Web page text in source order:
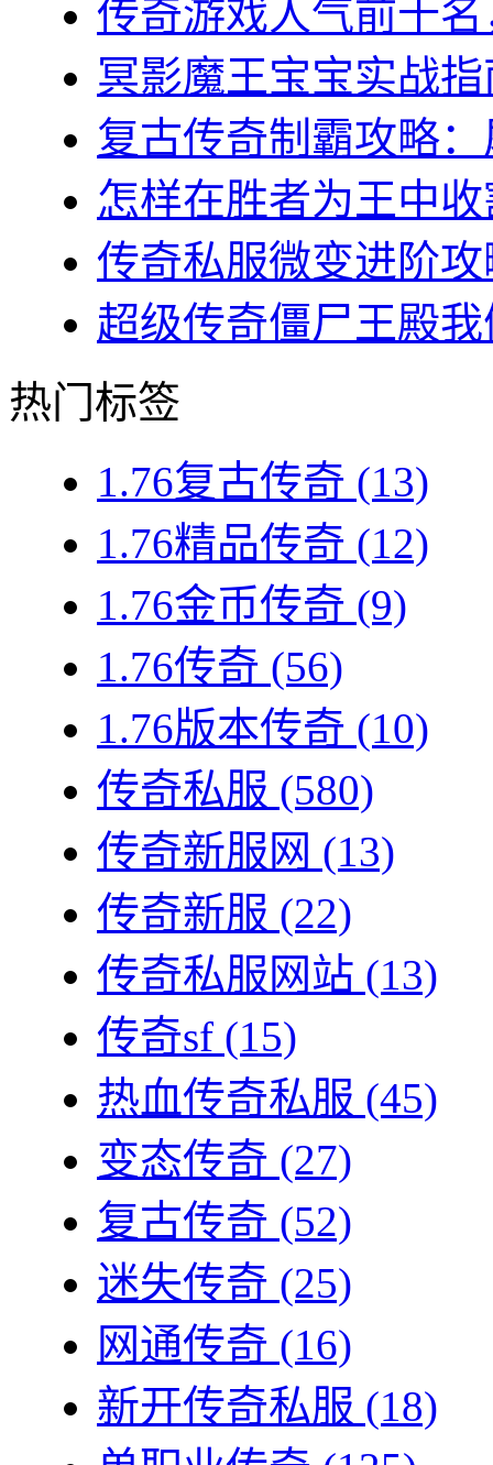
传奇游戏人气前十
冥影魔王宝宝实战
复古传奇制霸攻略
怎样在胜者为王中
传奇私服微变进阶
超级传奇僵尸王殿
热门标签
1.76复古传奇 (13)
1.76精品传奇 (12)
1.76金币传奇 (9)
1.76传奇 (56)
1.76版本传奇 (10)
传奇私服 (580)
传奇新服网 (13)
传奇新服 (22)
传奇私服网站 (13)
传奇sf (15)
热血传奇私服 (45)
变态传奇 (27)
复古传奇 (52)
迷失传奇 (25)
网通传奇 (16)
新开传奇私服 (18)